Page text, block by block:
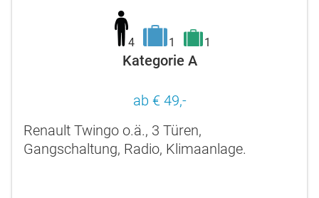
4 1 1
Kategorie A
ab € 49,-
Renault Twingo o.ä., 3 Türen,
Gangschaltung, Radio, Klimaanlage.